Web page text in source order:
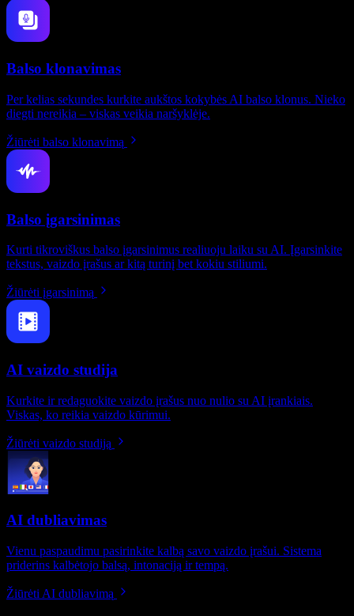
Balso klonavimas
Per kelias sekundes kurkite aukštos kokybės AI balso klonus. Nieko
diegti nereikia – viskas veikia naršyklėje.
Žiūrėti balso klonavimą
Balso įgarsinimas
Kurti tikroviškus balso įgarsinimus realiuoju laiku su AI. Įgarsinkite
tekstus, vaizdo įrašus ar kitą turinį bet kokiu stiliumi.
Žiūrėti įgarsinimą
AI vaizdo studija
Kurkite ir redaguokite vaizdo įrašus nuo nulio su AI įrankiais.
Viskas, ko reikia vaizdo kūrimui.
Žiūrėti vaizdo studiją
AI dubliavimas
Vienu paspaudimu pasirinkite kalbą savo vaizdo įrašui. Sistema
priderins kalbėtojo balsą, intonaciją ir tempą.
Žiūrėti AI dubliavimą